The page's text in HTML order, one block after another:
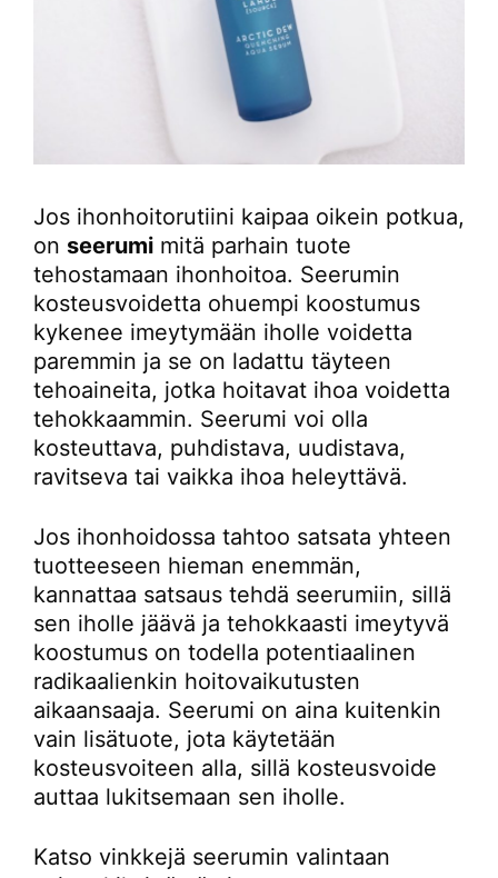
Jos ihonhoitorutiini kaipaa oikein potkua,
on seerumi mitä parhain tuote
tehostamaan ihonhoitoa. Seerumin
kosteusvoidetta ohuempi koostumus
kykenee imeytymään iholle voidetta
paremmin ja se on ladattu täyteen
tehoaineita, jotka hoitavat ihoa voidetta
tehokkaammin. Seerumi voi olla
kosteuttava, puhdistava, uudistava,
ravitseva tai vaikka ihoa heleyttävä.
Jos ihonhoidossa tahtoo satsata yhteen
tuotteeseen hieman enemmän,
kannattaa satsaus tehdä seerumiin, sillä
sen iholle jäävä ja tehokkaasti imeytyvä
koostumus on todella potentiaalinen
radikaalienkin hoitovaikutusten
aikaansaaja. Seerumi on aina kuitenkin
vain lisätuote, jota käytetään
kosteusvoiteen alla, sillä kosteusvoide
auttaa lukitsemaan sen iholle.
Katso vinkkejä seerumin valintaan